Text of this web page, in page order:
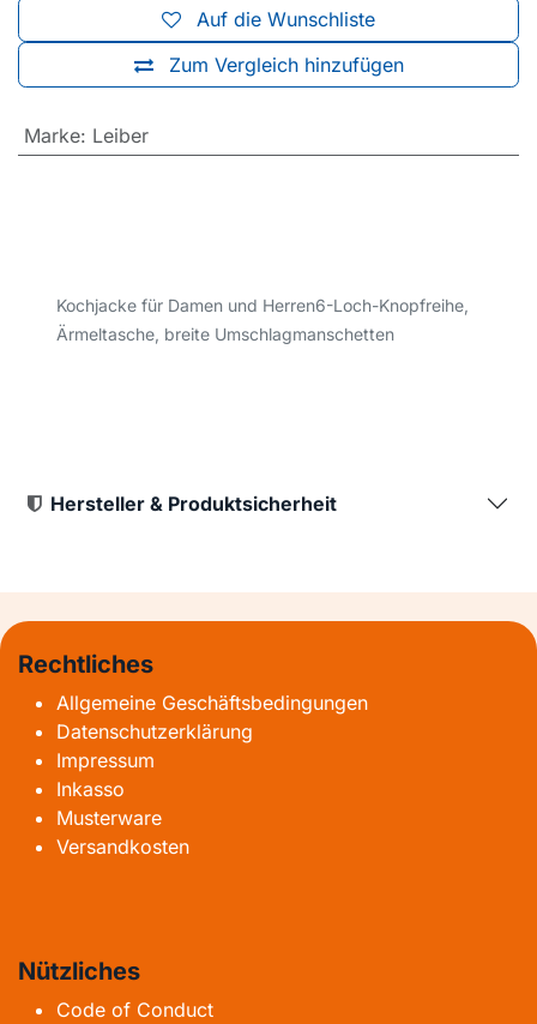
Zum Vergleich hinzufügen
Auf die Wunschliste
Marke: Leiber
Kochjacke für Damen und Herren6-Loch-Knopfreihe,
Ärmeltasche, breite Umschlagmanschetten
Hersteller & Produktsicherheit
Rechtliches
Allgemeine Geschäftsbedingungen
Datenschutzerklärung
Impressum
Inkasso
Musterware
Versandkosten
Nützliches
Code of Conduct